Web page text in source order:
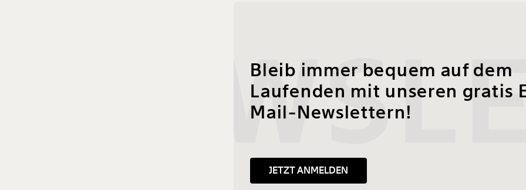
Bleib immer bequem auf dem
Laufenden mit unseren gratis
Mail-Newslettern!
JETZT ANMELDEN